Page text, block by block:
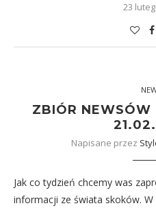
23
ZBIÓR NEWSÓW
Napisane przez
Jak co tydzień chcemy was
informacji ze świata skoków.